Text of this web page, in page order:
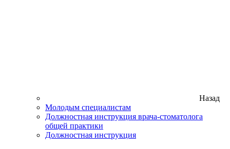
Назад
Молодым специалистам
Должностная инструкция врача-стоматолога
общей практики
Должностная инструкция